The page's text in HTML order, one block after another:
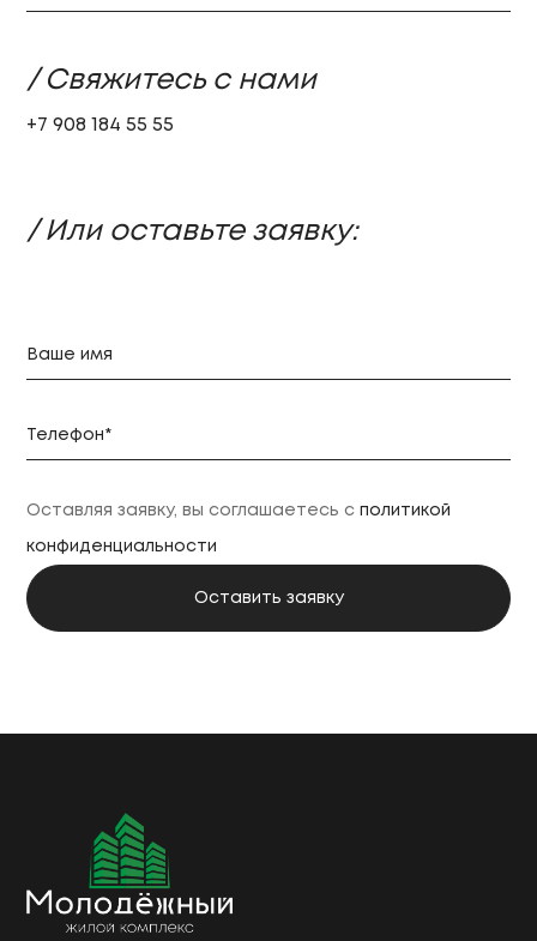
/ Свяжитесь с нами
+7 908 184 55 55
/ Или оставьте заявку:
Оставляя заявку, вы соглашаетесь сполитикой
конфиденциальности